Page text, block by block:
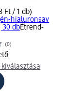
Ft / 1 db)
hialuronsav
dbÉtrend-
(0)